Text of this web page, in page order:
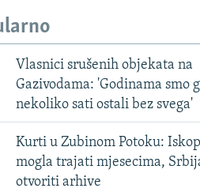
Vlasnici srušenih objekata na
Gazivodama: 'Godinama smo
nekoliko sati ostali bez svega'
Kurti u Zubinom Potoku:
mogla trajati mjesecima,
otvoriti arhive